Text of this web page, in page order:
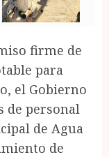
firme de
para
el Gobierno
de personal
de Agua
de